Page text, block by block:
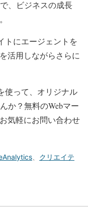
、ビジネスの成長
トにエージェントを
活用しながらさらに
使って、オリジナル
か？無料のWebマー
気軽にお問い合わせ
クリエイテ